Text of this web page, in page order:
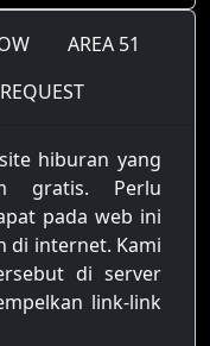
AREA 51
REQUEST
hiburan yang
gratis. Perlu
pada web ini
di internet. Kami
di server
link-link